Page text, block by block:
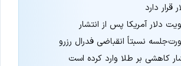
قرار دارد
دلار آمریکا پس از انتشار
نسبتاً انقباضی فدرال رزرو
کاهشی بر طلا وارد کرده است